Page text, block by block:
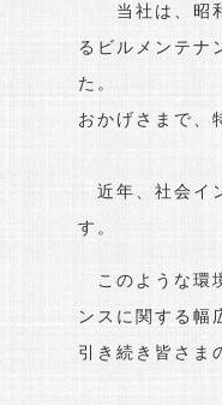
当社は、昭和
るビルメンテナ
た。
おかげさまで、
近年、社会イ
す。
このような環
ンスに関する幅
引き続き皆さま